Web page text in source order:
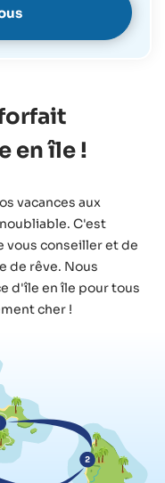
en île !
vacances aux
C'est
vous conseiller et de
de rêve. Nous
d'île en île pour tous
cher !